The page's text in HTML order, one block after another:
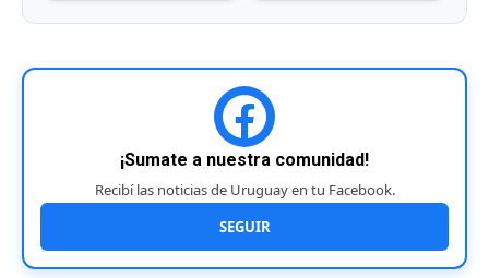
¡Sumate a nuestra comunidad!
Recibí las noticias de Uruguay en tu Facebook.
SEGUIR